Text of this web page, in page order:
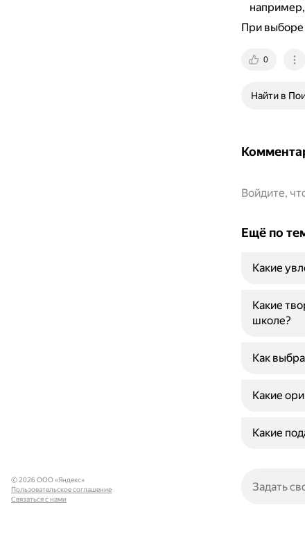
например,
При выборе
0
Найти в
Войдите,
Ещё по
Какие
Какие
школе?
Как
Какие
Какие
© 2026 ООО «Яндекс»
Пользовательское соглашение
Связаться с нами